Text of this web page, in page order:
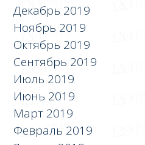
Декабрь 2019
Ноябрь 2019
Октябрь 2019
Сентябрь 2019
Июль 2019
Июнь 2019
Март 2019
Февраль 2019